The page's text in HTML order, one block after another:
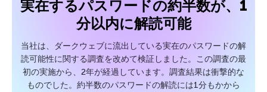
実在するパスワードの約半数が、1
分以内に解読可能
当社は、ダークウェブに流出している実在のパスワードの解
読可能性に関する調査を改めて検証しました。この調査の最
初の実施から、2年が経過しています。調査結果は衝撃的な
ものでした。約半数のパスワードの解読には1分もかから